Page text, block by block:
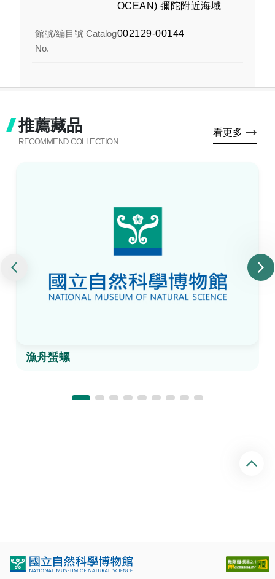
OCEAN) 彌陀附近海域
館號/編目號 Catalog
No.
002129-00144
推薦藏品
RECOMMEND COLLECTION
看更多
漁舟蜑螺
回
頂
端